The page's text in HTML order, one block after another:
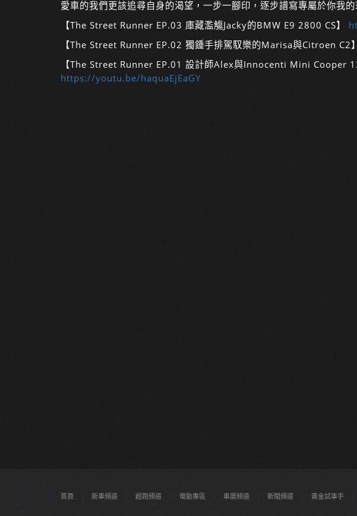
愛車的我們更該追尋自身的渴望，一步一腳印，逐步譜寫專屬於你我的
【The Street Runner EP.03 庫藏濫觴Jacky的BMW E9 2800 CS】
【The Street Runner EP.02 獨鍾手排駕馭樂的Marisa與Citroen C2】
【The Street Runner EP.01 設計師Alex與Innocenti Mini Cooper
https://youtu.be/haquaEjEaGY
首頁 新車頻道 超跑頻道 電動專區 車展頻道 新聞頻道 黃金試車手